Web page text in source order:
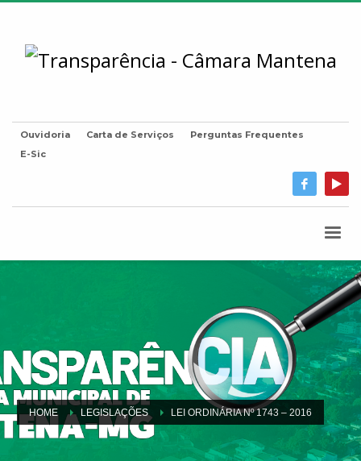
Ouvidoria Carta de Serviços
Perguntas Frequentes
E-Sic
HOME LEGISLAÇÕES LEI ORDINÁRIA Nº 1743 – 2016